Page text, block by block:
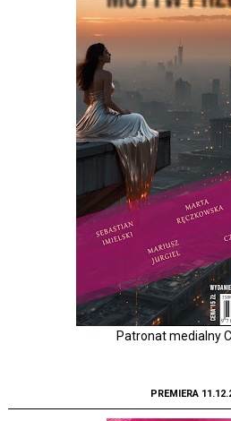
Patronat medialny
PREMIERA